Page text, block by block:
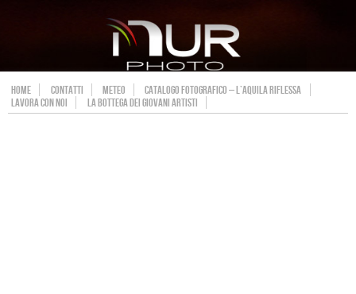
HOME CONTATTI METEO
CATALOGO FOTOGRAFICO – L’AQUILA RIFLESSA
LAVORA CON NOI
LA BOTTEGA DEI GIOVANI ARTISTI